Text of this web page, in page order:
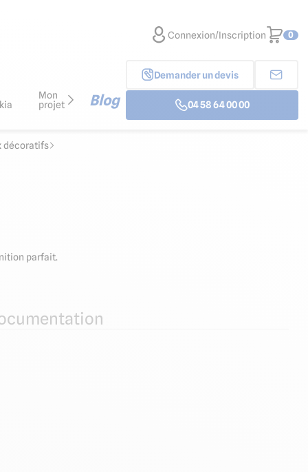
Blog
Mon
projet
Demander un devis
04 58 64 00 00
Connexion/Inscription 0
décoratifs
parfait.